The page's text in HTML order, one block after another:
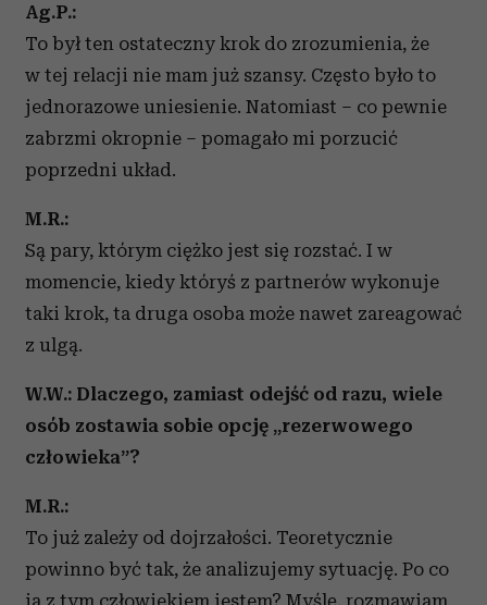
Ag.P.:
To był ten ostateczny krok do zrozumienia, że
w tej relacji nie mam już szansy. Często było to
jednorazowe uniesienie. Natomiast – co pewnie
zabrzmi okropnie – pomagało mi porzucić
poprzedni układ.
M.R.:
Są pary, którym ciężko jest się rozstać. I w
momencie, kiedy któryś z partnerów wykonuje
taki krok, ta druga osoba może nawet zareagować
z ulgą.
W.W.: Dlaczego, zamiast odejść od razu, wiele
osób zostawia sobie opcję „rezerwowego
człowieka”?
M.R.:
To już zależy od dojrzałości. Teoretycznie
powinno być tak, że analizujemy sytuację. Po co
ja z tym człowiekiem jestem? Myślę, rozmawiam